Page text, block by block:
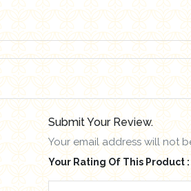
Submit Your Review.
Your email address will not
Your Rating Of This Product :